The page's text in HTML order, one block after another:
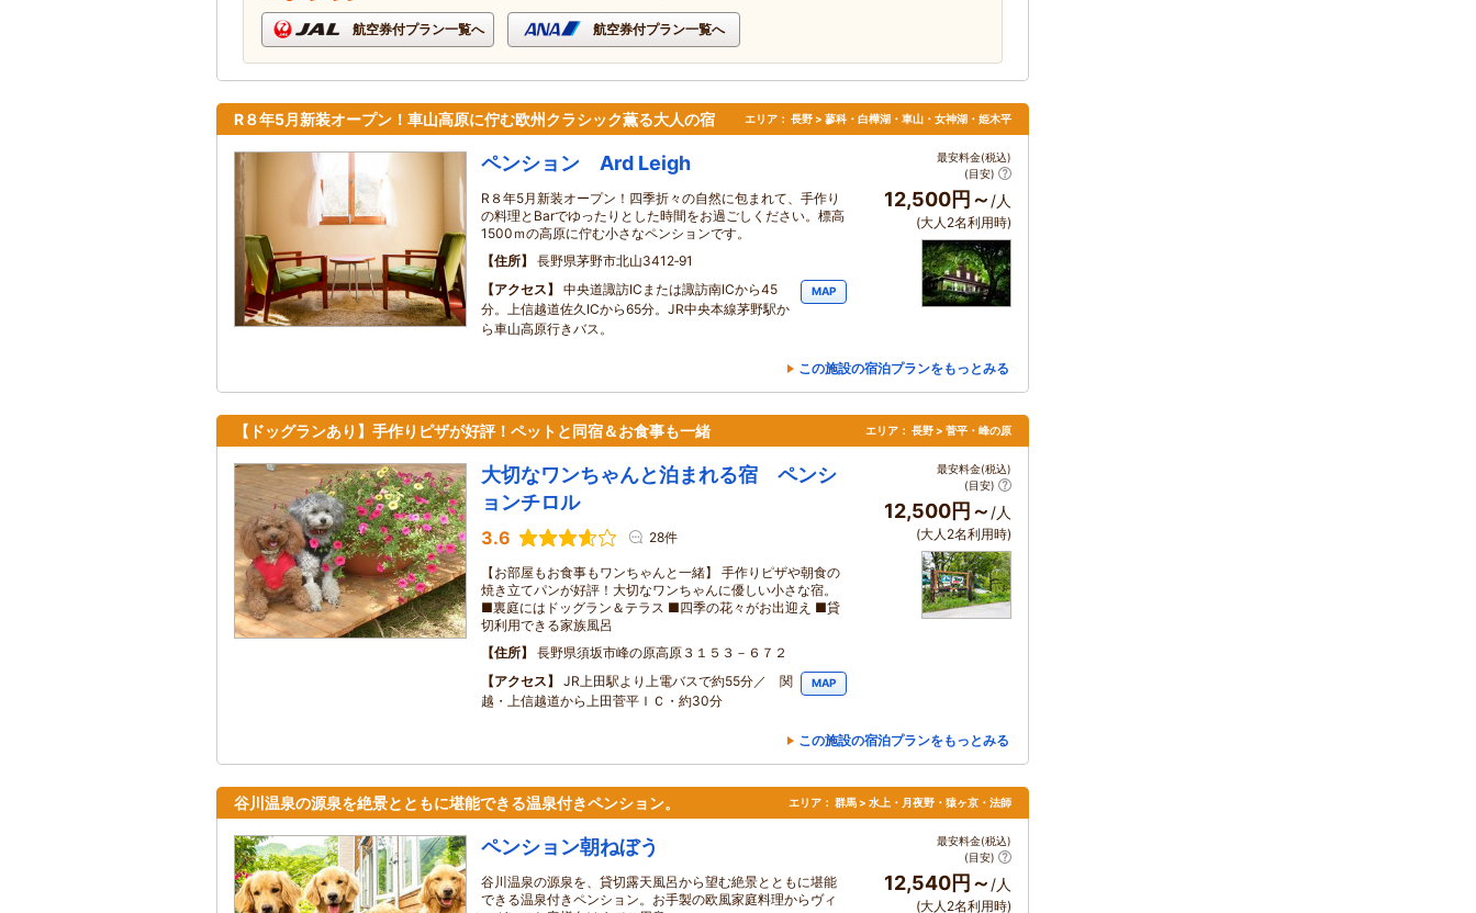
航空券付プラン一覧へ 航空券付プラン一覧へ
R８年5月新装オープン！車山高原に佇む欧州クラシック薫る大人の宿 エリア： 長野 > 蓼科・白樺湖・車山・女神湖・姫木平
ペンション Ard Leigh
R８年5月新装オープン！四季折々の自然に包まれて、手作り
の料理とBarでゆったりとした時間をお過ごしください。標高
1500ｍの高原に佇む小さなペンションです。
住所
長野県茅野市北山3412‐91
アクセス
中央道諏訪ICまたは諏訪南ICから45
分。上信越道佐久ICから65分。JR中央本線茅野駅か
ら車山高原行きバス。
MAP
最安料金(税込)
(目安)
12,500円～ /人
(大人2名利用時)
この施設の宿泊プランをもっとみる
【ドッグランあり】手作りピザが好評！ペットと同宿＆お食事も一緒 エリア： 長野 > 菅平・峰の原
大切なワンちゃんと泊まれる宿 ペンシ
ョンチロル
3.6 28件
【お部屋もお食事もワンちゃんと一緒】 手作りピザや朝食の
焼き立てパンが好評！大切なワンちゃんに優しい小さな宿。
■裏庭にはドッグラン＆テラス ■四季の花々がお出迎え ■貸
切利用できる家族風呂
住所
長野県須坂市峰の原高原３１５３－６７２
アクセス
JR上田駅より上電バスで約55分／ 関
越・上信越道から上田菅平ＩＣ・約30分
MAP
最安料金(税込)
(目安)
12,500円～ /人
(大人2名利用時)
この施設の宿泊プランをもっとみる
谷川温泉の源泉を絶景とともに堪能できる温泉付きペンション。 エリア： 群馬 > 水上・月夜野・猿ヶ京・法師
ペンション朝ねぼう
谷川温泉の源泉を、貸切露天風呂から望む絶景とともに堪能
できる温泉付きペンション。お手製の欧風家庭料理からヴィ
最安料金(税込)
(目安)
12,540円～ /人
(大人2名利用時)